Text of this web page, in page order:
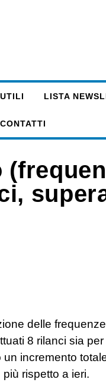
LISTA
CONTATTI
delle
8 rilanci sia
incremento
rispetto a ieri.